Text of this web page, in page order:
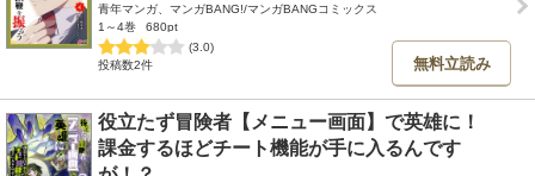
青年マンガ、マンガBANG!/マンガBANGコミックス
1～4巻
680pt
(3.0)
投稿数2件
無料立読み
役立たず冒険者【メニュー画面】で英雄に！
課金するほどチート機能が手に入るんです